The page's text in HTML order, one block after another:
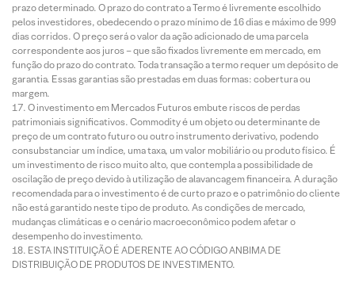
prazo determinado. O prazo do contrato a Termo é livremente escolhido
pelos investidores, obedecendo o prazo mínimo de 16 dias e máximo de 999
dias corridos. O preço será o valor da ação adicionado de uma parcela
correspondente aos juros – que são fixados livremente em mercado, em
função do prazo do contrato. Toda transação a termo requer um depósito de
garantia. Essas garantias são prestadas em duas formas: cobertura ou
margem.
O investimento em Mercados Futuros embute riscos de perdas
patrimoniais significativos. Commodity é um objeto ou determinante de
preço de um contrato futuro ou outro instrumento derivativo, podendo
consubstanciar um índice, uma taxa, um valor mobiliário ou produto físico. É
um investimento de risco muito alto, que contempla a possibilidade de
oscilação de preço devido à utilização de alavancagem financeira. A duração
recomendada para o investimento é de curto prazo e o patrimônio do cliente
não está garantido neste tipo de produto. As condições de mercado,
mudanças climáticas e o cenário macroeconômico podem afetar o
desempenho do investimento.
ESTA INSTITUIÇÃO É ADERENTE AO CÓDIGO ANBIMA DE
DISTRIBUIÇÃO DE PRODUTOS DE INVESTIMENTO.